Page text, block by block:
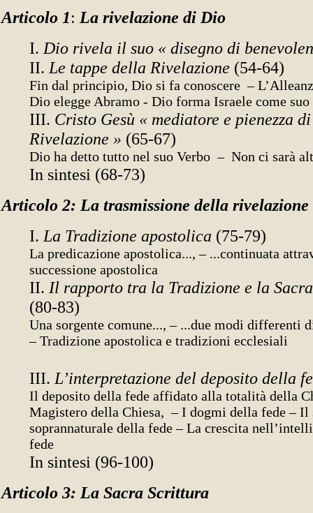
Articolo 1: La rivelazione di Dio
I. Dio rivela il suo « disegno di
II. Le tappe della Rivelazione (54-64)
Fin dal principio, Dio si fa conoscere –
Dio elegge Abramo - Dio forma Israele come
III. Cristo Gesù « mediatore e pienezza
Rivelazione » (65-67)
Dio ha detto tutto nel suo Verbo – Non ci sarà
In sintesi (68-73)
Articolo 2: La trasmissione della
I. La Tradizione apostolica (75-79)
La predicazione apostolica..., – ...continuata
successione apostolica
II. Il rapporto tra la Tradizione e la
(80-83)
Una sorgente comune..., – ...due modi differenti
– Tradizione apostolica e tradizioni ecclesiali
III. L’interpretazione del deposito della
Il deposito della fede affidato alla totalità della
Magistero della Chiesa, – I dogmi della fede – Il
soprannaturale della fede – La crescita
fede
In sintesi (96-100)
Articolo 3: La Sacra Scrittura